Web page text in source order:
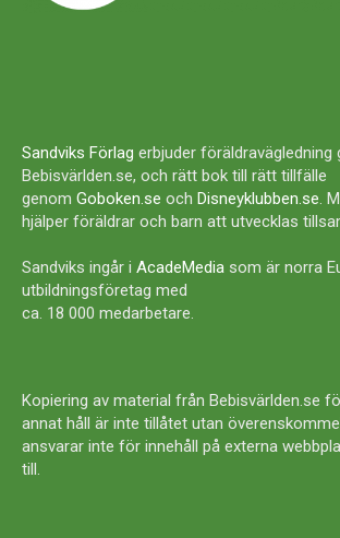
Sandviks Förlag erbjuder föräldravägledning
Bebisvärlden.se, och rätt bok till rätt tillfälle
genom Goboken.se och Disneyklubben.se.
hjälper föräldrar och barn att utvecklas
Sandviks ingår i AcadeMedia som är norra
utbildningsföretag med
ca. 18 000 medarbetare.
Kopiering av material från Bebisvärlden.se
annat håll är inte tillåtet utan
ansvarar inte för innehåll på externa
till.